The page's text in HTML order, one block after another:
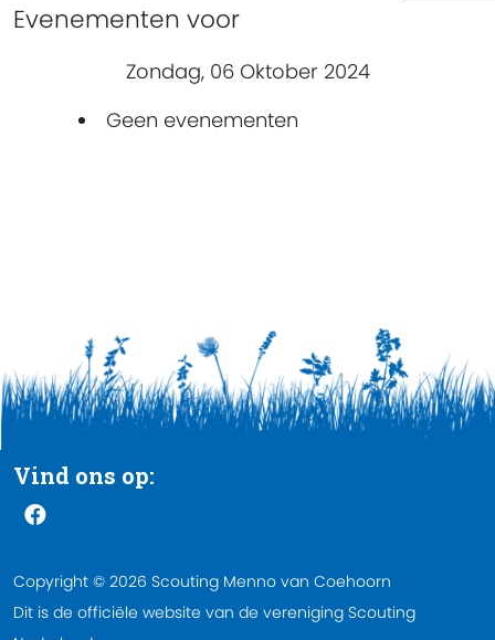
Evenementen voor
Zondag, 06 Oktober 2024
Geen evenementen
Vind ons op:
Copyright © 2026 Scouting Menno van Coehoorn
Dit is de officiële website van de vereniging Scouting